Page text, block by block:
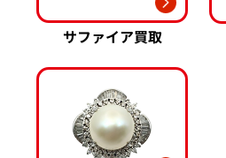
サファイア買取